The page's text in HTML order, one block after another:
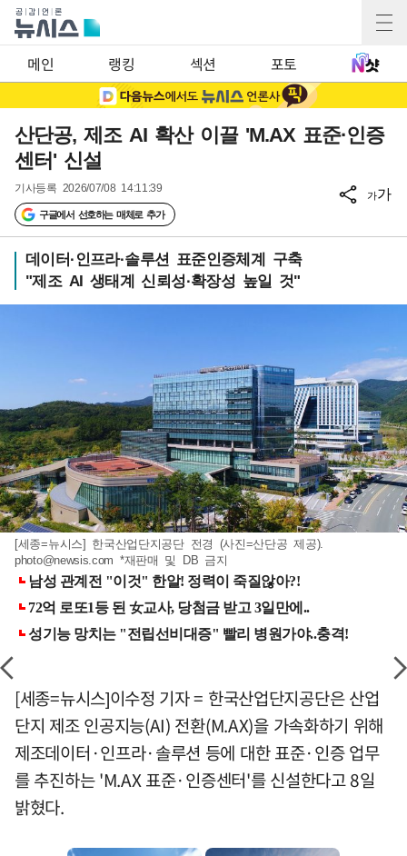
메인 랭킹 섹션 포토
산단공, 제조 AI 확산 이끌 'M.AX 표준·인증
센터' 신설
기사등록 2026/07/08 14:11:39
구글에서 선호하는 매체로 추가
가가
데이터·인프라·솔루션 표준인증체계 구축
"제조 AI 생태계 신뢰성·확장성 높일 것"
[세종=뉴시스] 한국산업단지공단 전경 (사진=산단공 제공).
photo@newsis.com *재판매 및 DB 금지
[세종=뉴시스]이수정 기자 = 한국산업단지공단은 산업
단지 제조 인공지능(AI) 전환(M.AX)을 가속화하기 위해
제조데이터·인프라·솔루션 등에 대한 표준·인증 업무
를 추진하는 'M.AX 표준·인증센터'를 신설한다고 8일
밝혔다.